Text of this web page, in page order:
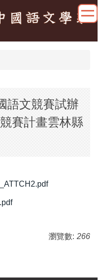
語文競賽試辦
賽計畫雲林縣
瀏覽數: 266